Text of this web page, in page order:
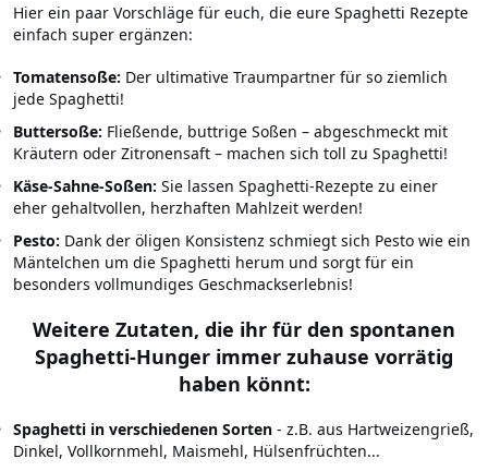
Hier ein paar Vorschläge für euch, die eure Spaghetti Rezepte
einfach super ergänzen:
Tomatensoße: Der ultimative Traumpartner für so ziemlich
jede Spaghetti!
Buttersoße: Fließende, buttrige Soßen – abgeschmeckt mit
Kräutern oder Zitronensaft – machen sich toll zu Spaghetti!
Käse-Sahne-Soßen: Sie lassen Spaghetti-Rezepte zu einer
eher gehaltvollen, herzhaften Mahlzeit werden!
Pesto: Dank der öligen Konsistenz schmiegt sich Pesto wie ein
Mäntelchen um die Spaghetti herum und sorgt für ein
besonders vollmundiges Geschmackserlebnis!
Weitere Zutaten, die ihr für den spontanen
Spaghetti-Hunger immer zuhause vorrätig
haben könnt:
Spaghetti in verschiedenen Sorten - z.B. aus Hartweizengrieß,
Dinkel, Vollkornmehl, Maismehl, Hülsenfrüchten...